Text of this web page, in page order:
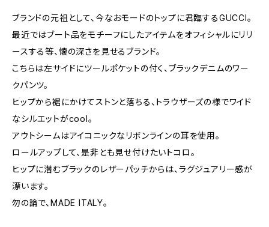
ブランドの元祖として、今なおモードのトップに君臨するGUCCI。
最近ではブート品をモチーフにしたアイテムをオフィシャルにリリ
ースする等、懐の深さを見せるブランド。
こちらは左サイドにツールポケットの付く、ブラックデニムのワー
クパンツ。
ヒップから裾にかけてストンと落ちる、トラウザーズの様でワイド
なシルエットがcool。
アウトシームはアイコニックなリボンラインの耳を使用。
ロールアップして、是非とも見せ付けたいトコロ。
ヒップに潜むブラックのレザーパッチからは、ラグジュアリー感が
漂います。
勿の論で、MADE ITALY。